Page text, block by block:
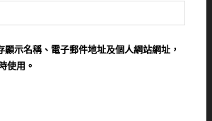
顯示名稱、電子郵件地址及個人網站網址，
使用。